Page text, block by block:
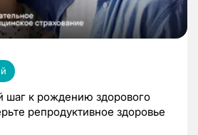
шаг к рождению здорового
репродуктивное здоровье